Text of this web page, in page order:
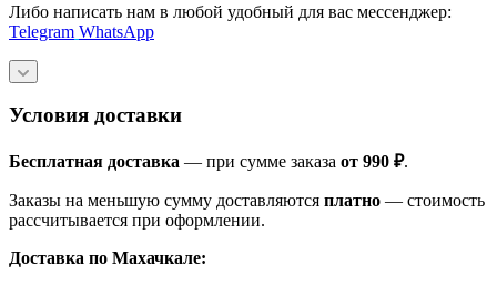
Либо написать нам в любой удобный для вас мессенджер:
Telegram WhatsApp
Условия доставки
Бесплатная доставка — при сумме заказа от 990 ₽.
Заказы на меньшую сумму доставляются платно — стоимость
рассчитывается при оформлении.
Доставка по Махачкале: